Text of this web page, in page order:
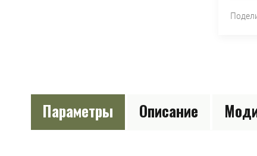
Параметры Описание